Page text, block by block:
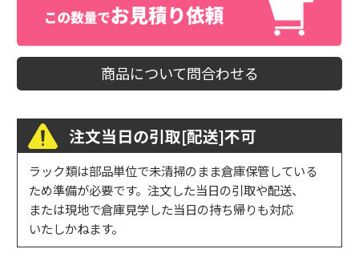
商品について問合わせる
注文当日の引取[配送]不可
ラック類は部品単位で未清掃のまま倉庫保管している
ため準備が必要です。注文した当日の引取や配送、
または現地で倉庫見学した当日の持ち帰りも対応
いたしかねます。